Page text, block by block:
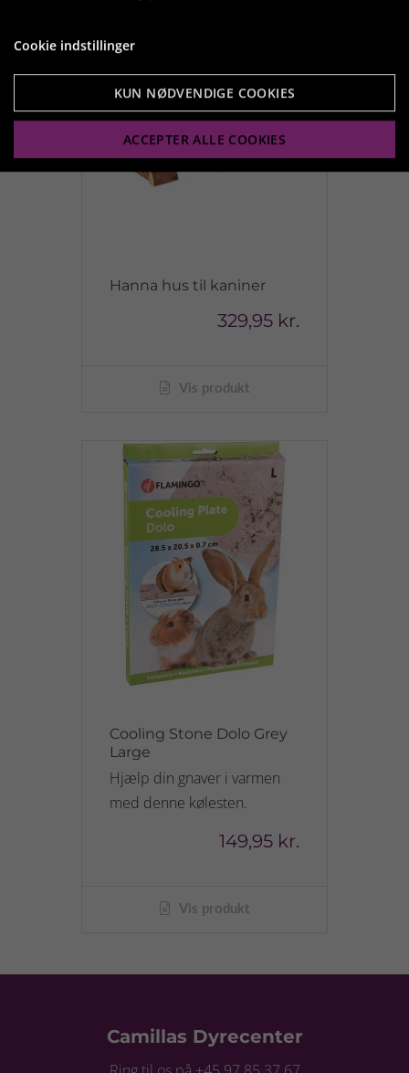
Hanna hus til kaniner
329,95 kr.
Vis produkt
Cooling Stone Dolo Grey
Large
Hjælp din gnaver i varmen
med denne kølesten.
149,95 kr.
Vis produkt
Camillas Dyrecenter
Cookie indstillinger
KUN NØDVENDIGE COOKIES
ACCEPTER ALLE COOKIES